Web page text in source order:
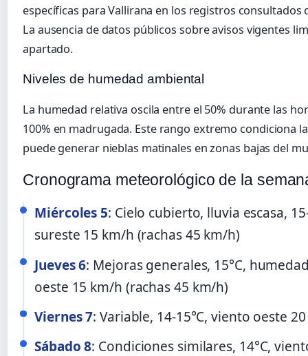
específicas para Vallirana en los registros consultados
La ausencia de datos públicos sobre avisos vigentes
apartado.
Niveles de humedad ambiental
La humedad relativa oscila entre el 50% durante las
100% en madrugada. Este rango extremo condiciona
puede generar nieblas matinales en zonas bajas del
Cronograma meteorológico de la
Miércoles 5: Cielo cubierto, lluvia escasa,
sureste 15 km/h (rachas 45 km/h)
Jueves 6: Mejoras generales, 15°C,
oeste 15 km/h (rachas 45 km/h)
Viernes 7: Variable, 14-15°C, viento oeste
Sábado 8: Condiciones similares, 14°C,